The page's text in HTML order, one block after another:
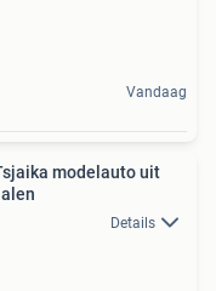
Vandaag
modelauto uit
Details